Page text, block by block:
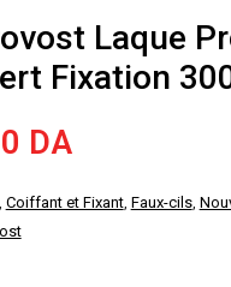
Laque
Fixation
DALe
prix
Coiffant et Fixant, Faux-cils,